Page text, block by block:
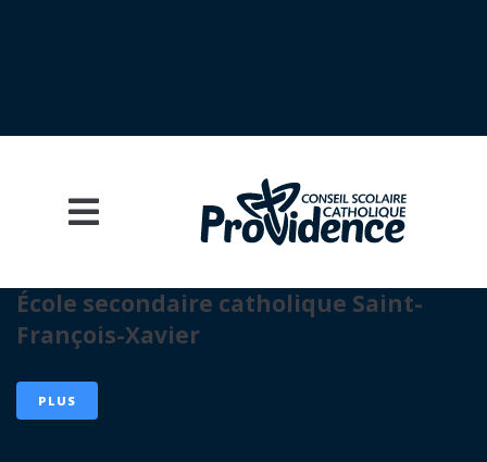
École secondaire catholique Saint-
François-Xavier
PLUS